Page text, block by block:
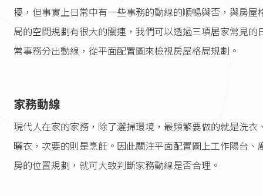
擾，但事實上日常中有一些事務的動線的順暢與否，與房屋
局的空間規劃有很大的關連，我們可以透過三項居家常見的
常事務分出動線，從平面配置圖來檢視房屋格局規劃。
家務動線
現代人在家的家務，除了灑掃環境，最頻繁要做的就是洗衣
曬衣，次要的則是烹飪。因此關注平面配置圖上工作陽台、
房的位置規劃，就可大致判斷家務動線是否合理。